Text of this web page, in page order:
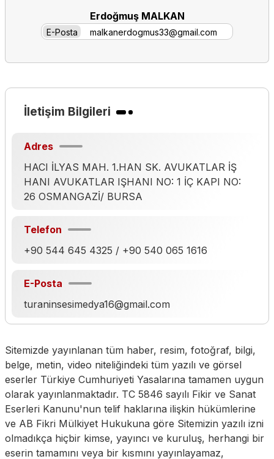
Erdoğmuş MALKAN
E-Posta malkanerdogmus33@gmail.com
İletişim Bilgileri
Adres
HACI İLYAS MAH. 1.HAN SK. AVUKATLAR İŞ
HANI AVUKATLAR IŞHANI NO: 1 İÇ KAPI NO:
26 OSMANGAZİ/ BURSA
Telefon
+90 544 645 4325 / +90 540 065 1616
E-Posta
turaninsesimedya16@gmail.com
Sitemizde yayınlanan tüm haber, resim, fotoğraf, bilgi,
belge, metin, video niteliğindeki tüm yazılı ve görsel
eserler Türkiye Cumhuriyeti Yasalarına tamamen uygun
olarak yayınlanmaktadır. TC 5846 sayılı Fikir ve Sanat
Eserleri Kanunu'nun telif haklarına ilişkin hükümlerine
ve AB Fikri Mülkiyet Hukukuna göre Sitemizin yazılı izni
olmadıkça hiçbir kimse, yayıncı ve kuruluş, herhangi bir
eserin tamamını veya bir kısmını yayınlayamaz,